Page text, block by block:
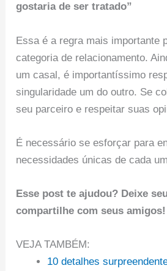
gostaria de ser tratado”
Essa é a regra mais importante
categoria de relacionamento.
um casal, é importantíssimo
singularidade um do outro. Se
seu parceiro e respeitar suas
É necessário se esforçar para
necessidades únicas de cada
Esse post te ajudou? Deixe
compartilhe com seus
VEJA TAMBÉM:
10 detalhes